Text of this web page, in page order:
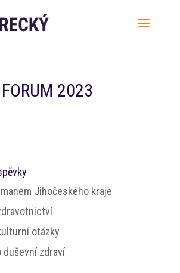
2023
Jihočeského kraje
otázky
duševní zdraví